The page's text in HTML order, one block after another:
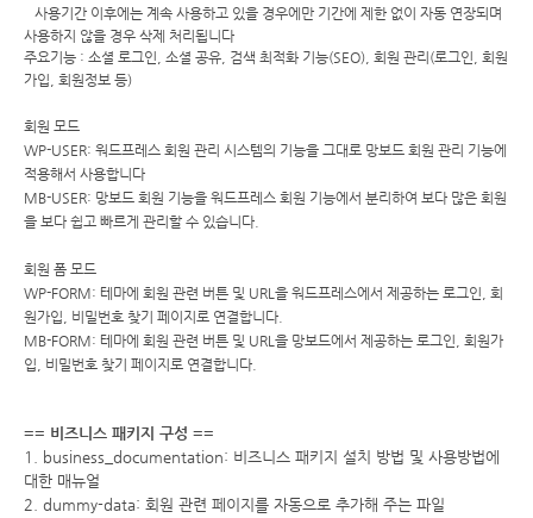
사용기간 이후에는 계속 사용하고 있을 경우에만 기간에 제한 없이 자동 연장되며
사용하지 않을 경우 삭제 처리됩니다
주요기능 : 소셜 로그인, 소셜 공유, 검색 최적화 기능(SEO), 회원 관리(로그인, 회원
가입, 회원정보 등)
회원 모드
WP-USER: 워드프레스 회원 관리 시스템의 기능을 그대로 망보드 회원 관리 기능에
적용해서 사용합니다
MB-USER: 망보드 회원 기능을 워드프레스 회원 기능에서 분리하여 보다 많은 회원
을 보다 쉽고 빠르게 관리할 수 있습니다.
회원 폼 모드
WP-FORM: 테마에 회원 관련 버튼 및 URL을 워드프레스에서 제공하는 로그인, 회
원가입, 비밀번호 찾기 페이지로 연결합니다.
MB-FORM: 테마에 회원 관련 버튼 및 URL을 망보드에서 제공하는 로그인, 회원가
입, 비밀번호 찾기 페이지로 연결합니다.
== 비즈니스 패키지 구성 ==
1. business_documentation: 비즈니스 패키지 설치 방법 및 사용방법에
대한 매뉴얼
2. dummy-data: 회원 관련 페이지를 자동으로 추가해 주는 파일